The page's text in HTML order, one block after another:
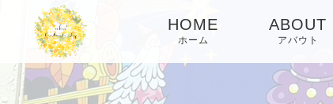
HOME
ホーム
ABOUT
アバウト